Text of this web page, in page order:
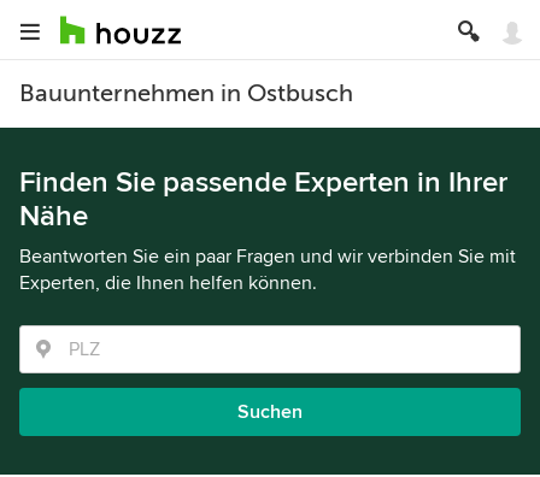
Bauunternehmen in Ostbusch
Finden Sie passende Experten in Ihrer
Nähe
Beantworten Sie ein paar Fragen und wir verbinden Sie mit
Experten, die Ihnen helfen können.
Suchen